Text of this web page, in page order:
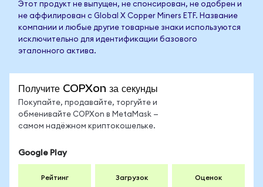
Этот продукт не выпущен, не спонсирован, не одобрен и
не аффилирован с Global X Copper Miners ETF. Название
компании и любые другие товарные знаки используются
исключительно для идентификации базового
эталонного актива.
Получите COPXon за секунды
Покупайте, продавайте, торгуйте и
обменивайте COPXon в MetaMask —
самом надёжном криптокошельке.
Google Play
Рейтинг Загрузок Оценок